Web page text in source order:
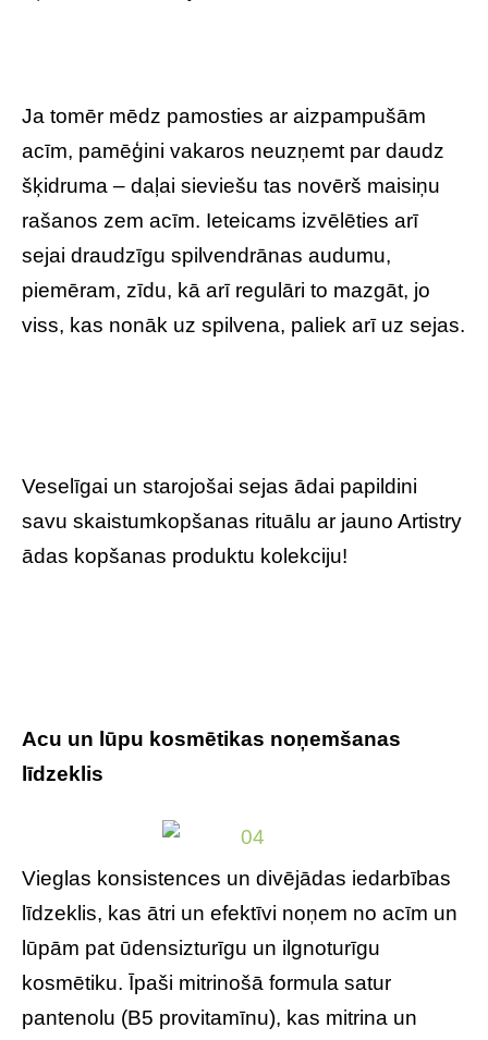
Ja tomēr mēdz pamosties ar aizpampušām
acīm, pamēģini vakaros neuzņemt par daudz
šķidruma – daļai sieviešu tas novērš maisiņu
rašanos zem acīm. Ieteicams izvēlēties arī
sejai draudzīgu spilvendrānas audumu,
piemēram, zīdu, kā arī regulāri to mazgāt, jo
viss, kas nonāk uz spilvena, paliek arī uz sejas.
Veselīgai un starojošai sejas ādai papildini
savu skaistumkopšanas rituālu ar jauno Artistry
ādas kopšanas produktu kolekciju!
Acu un lūpu kosmētikas noņemšanas
līdzeklis
Vieglas konsistences un divējādas iedarbības
līdzeklis, kas ātri un efektīvi noņem no acīm un
lūpām pat ūdensizturīgu un ilgnoturīgu
kosmētiku. Īpaši mitrinošā formula satur
pantenolu (B5 provitamīnu), kas mitrina un